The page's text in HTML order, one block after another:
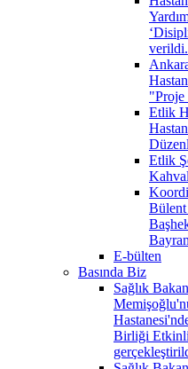
verildi.
Etlik
Etlik
E-bülten
Basında Biz
Sağlık
Birliği